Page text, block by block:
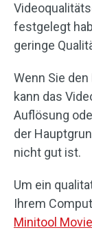
festgelegt
geringe
Wenn Sie
kann das
Auflösung
der
nicht gut ist.
Um ein
Ihrem
Minitool